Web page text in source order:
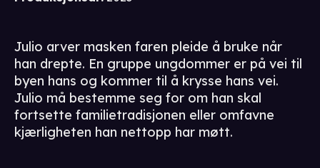
Julio arver masken faren pleide å bruke når
han drepte. En gruppe ungdommer er på vei til
byen hans og kommer til å krysse hans vei.
Julio må bestemme seg for om han skal
fortsette familietradisjonen eller omfavne
kjærligheten han nettopp har møtt.